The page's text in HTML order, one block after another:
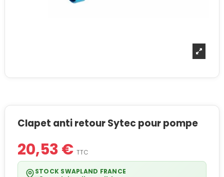
Clapet anti retour Sytec pour pompe
20,53 € TTC
STOCK SWAPLAND FRANCE